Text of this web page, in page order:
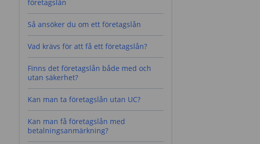
företagslån
Så ansöker du om ett företagslån
Vad krävs för att få ett företagslån?
Finns det företagslån både med och
utan säkerhet?
Kan man ta företagslån utan UC?
Kan man få företagslån med
betalningsanmärkning?